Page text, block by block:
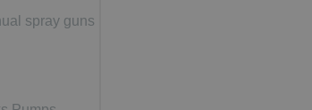
spray guns